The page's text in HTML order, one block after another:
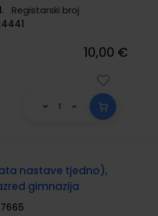
Registarski broj
10,00 €
nastave tjedno),
gimnazija